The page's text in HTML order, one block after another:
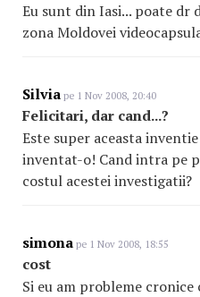
Eu sunt din Iasi... poate dr
zona Moldovei
Silvia pe 1 Nov 2008, 20:40
Felicitari, dar cand...?
Este super aceasta
inventat-o! Cand intra pe
costul acestei investigatii?
simona pe 1 Nov 2008, 18:55
cost
Si eu am probleme